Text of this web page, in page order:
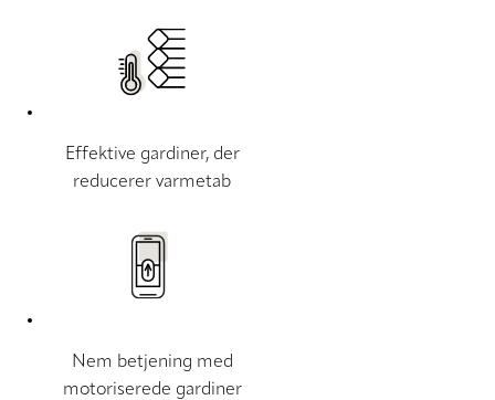
Effektive gardiner, der
reducerer varmetab
Nem betjening med
motoriserede gardiner